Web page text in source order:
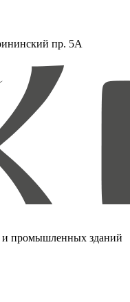
пр. 5А
и промышленных зданий